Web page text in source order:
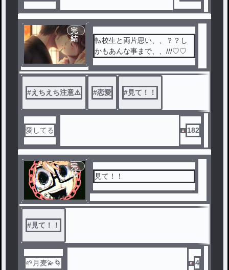
完
結
転校生と両片思い、、？？し
かもあんな事まで、、///♡♡
#えちえち注意⚠️ #恋愛 #見て！！
愛してる 182
完
結
見て！！
#見て！！
🌱月麦💫🌀 4